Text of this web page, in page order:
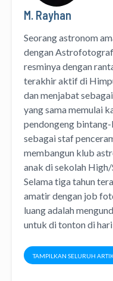
M. Rayhan
Seorang astronom
dengan
resminya dengan
terakhir aktif di
dan menjabat
yang sama memulai
pendongeng
sebagai staf
membangun klub
anak di sekolah
Selama tiga tahun
amatir dengan job
luang adalah
untuk di tonton di hari
TAMPILKAN SELURUH